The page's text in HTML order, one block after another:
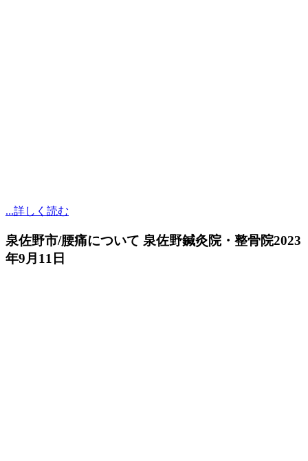
...詳しく読む
泉佐野市/腰痛について 泉佐野鍼灸院・整骨院2023
年9月11日